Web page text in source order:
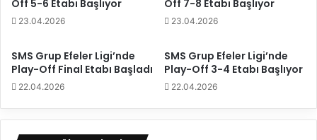
B
u
s
a
B
y
’
n
e
6
.
Off 5-6 Etabı Başlıyor
23.04.2026
Off 7-8 Etabı Başlıyor
23.04.2026
SMS Grup Efeler Ligi’nde
Play-Off Final Etabı Başladı
22.04.2026
SMS Grup Efeler Ligi’nde
Play-Off 3-4 Etabı Başlıyor
22.04.2026